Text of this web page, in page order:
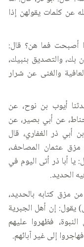
عن كلمات يقولهن إذا
أصبحت فما هن؟ قال:
بك، والتصديق بنبيك،
والغنى عن شرار
أيوب بن نوح، عن
عن أبي بصير، عن
أبي ذر الغفاري، قال
مزق عثمان المصاحف،
يا أبا ذر أتى اليوم في
الحديد.
مزق كتابه بالحديد،
إن أهل الجبرية
فظهروا عليهم
إلى غير آبائهم.